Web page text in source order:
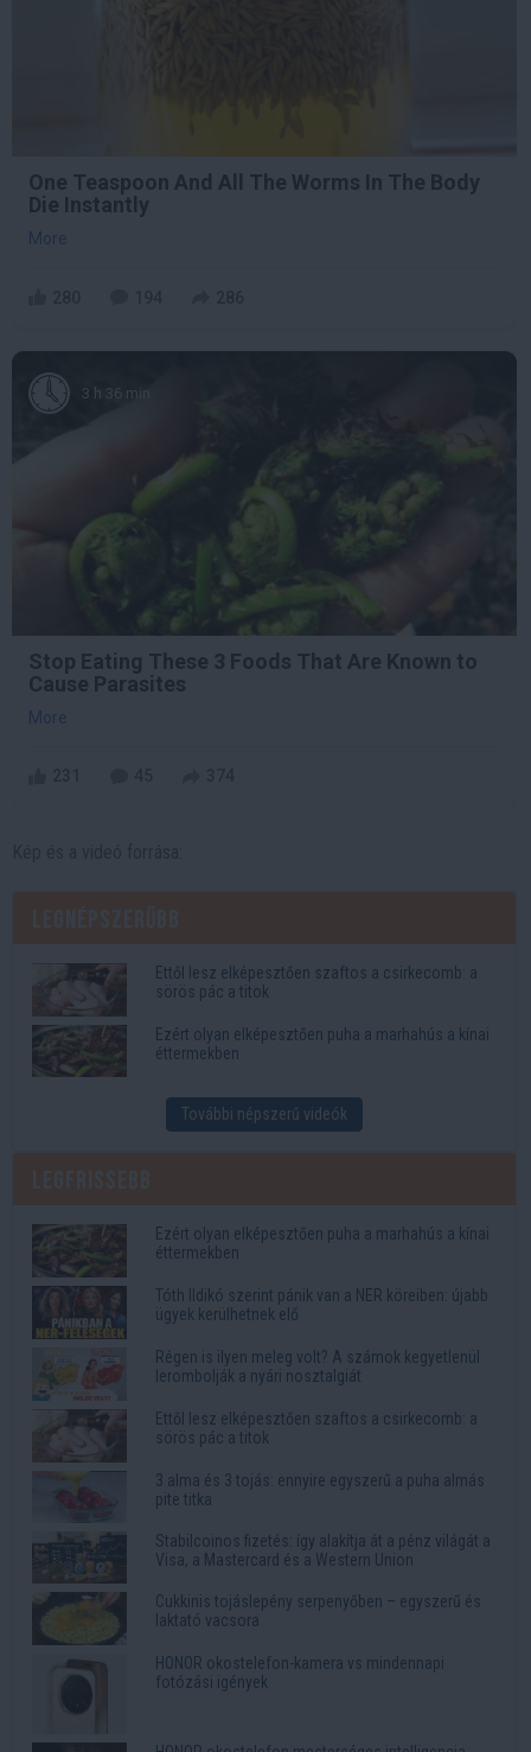
One Teaspoon And All The Worms In The Body
Die Instantly
More
3 h 36 min
Stop Eating These 3 Foods That Are Known to
Cause Parasites
More
Ettől lesz elképesztően szaftos a csirkecomb: a
sörös pác a titok
Ezért olyan elképesztően puha a marhahús a kínai
éttermekben
További népszerű videók
Ezért olyan elképesztően puha a marhahús a kínai
éttermekben
Tóth Ildikó szerint pánik van a NER köreiben: újabb
ügyek kerülhetnek elő
Régen is ilyen meleg volt? A számok kegyetlenül
lerombolják a nyári nosztalgiát
Ettől lesz elképesztően szaftos a csirkecomb: a
sörös pác a titok
3 alma és 3 tojás: ennyire egyszerű a puha almás
pite titka
Stabilcoinos fizetés: így alakítja át a pénz világát a
Visa, a Mastercard és a Western Union
Cukkinis tojáslepény serpenyőben – egyszerű és
laktató vacsora
HONOR okostelefon-kamera vs mindennapi
fotózási igények